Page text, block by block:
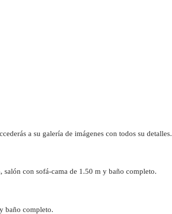
a su galería de imágenes con todos su detalles.
con sofá-cama de 1.50 m y baño completo.
baño completo.